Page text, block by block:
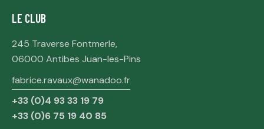
LE CLUB
245 Traverse Fontmerle,
06000 Antibes Juan-les-Pins
fabrice.ravaux@wanadoo.fr
+33 (0)4 93 33 19 79
+33 (0)6 75 19 40 85